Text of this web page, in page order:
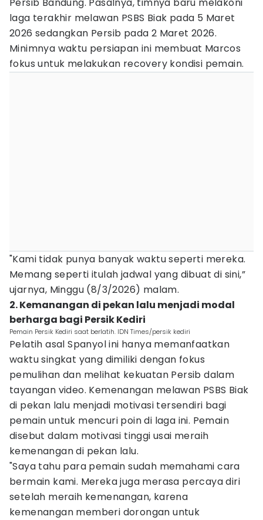
laga terakhir melawan PSBS Biak pada 5 Maret
2026 sedangkan Persib pada 2 Maret 2026.
Minimnya waktu persiapan ini membuat Marcos
fokus untuk melakukan recovery kondisi pemain.
"Kami tidak punya banyak waktu seperti mereka.
Memang seperti itulah jadwal yang dibuat di sini,”
ujarnya, Minggu (8/3/2026) malam.
2. Kemanangan di pekan lalu menjadi modal
berharga bagi Persik Kediri
Pemain Persik Kediri saat berlatih. IDN Times/persik kediri
Pelatih asal Spanyol ini hanya memanfaatkan
waktu singkat yang dimiliki dengan fokus
pemulihan dan melihat kekuatan Persib dalam
tayangan video. Kemenangan melawan PSBS Biak
di pekan lalu menjadi motivasi tersendiri bagi
pemain untuk mencuri poin di laga ini. Pemain
disebut dalam motivasi tinggi usai meraih
kemenangan di pekan lalu.
"Saya tahu para pemain sudah memahami cara
bermain kami. Mereka juga merasa percaya diri
setelah meraih kemenangan, karena
kemenangan memberi dorongan untuk